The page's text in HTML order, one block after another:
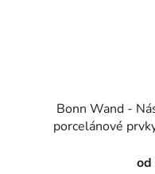
Bonn Wand -
porcelánové
od